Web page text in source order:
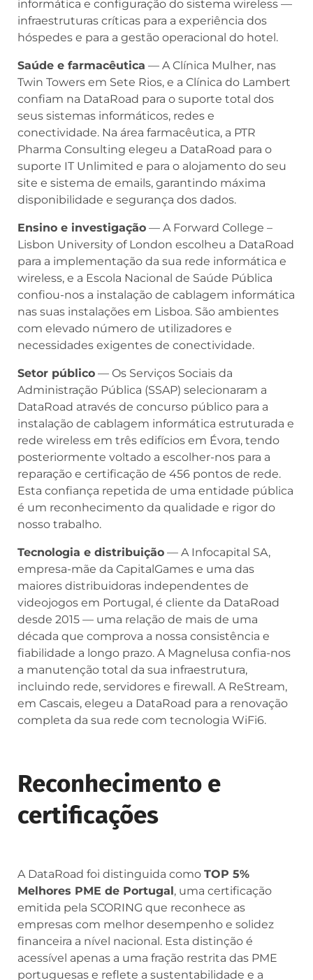
informática e configuração do sistema wireless —
infraestruturas críticas para a experiência dos
hóspedes e para a gestão operacional do hotel.
Saúde e farmacêutica — A Clínica Mulher, nas
Twin Towers em Sete Rios, e a Clínica do Lambert
confiam na DataRoad para o suporte total dos
seus sistemas informáticos, redes e
conectividade. Na área farmacêutica, a PTR
Pharma Consulting elegeu a DataRoad para o
suporte IT Unlimited e para o alojamento do seu
site e sistema de emails, garantindo máxima
disponibilidade e segurança dos dados.
Ensino e investigação — A Forward College –
Lisbon University of London escolheu a DataRoad
para a implementação da sua rede informática e
wireless, e a Escola Nacional de Saúde Pública
confiou-nos a instalação de cablagem informática
nas suas instalações em Lisboa. São ambientes
com elevado número de utilizadores e
necessidades exigentes de conectividade.
Setor público — Os Serviços Sociais da
Administração Pública (SSAP) selecionaram a
DataRoad através de concurso público para a
instalação de cablagem informática estruturada e
rede wireless em três edifícios em Évora, tendo
posteriormente voltado a escolher-nos para a
reparação e certificação de 456 pontos de rede.
Esta confiança repetida de uma entidade pública
é um reconhecimento da qualidade e rigor do
nosso trabalho.
Tecnologia e distribuição — A Infocapital SA,
empresa-mãe da CapitalGames e uma das
maiores distribuidoras independentes de
videojogos em Portugal, é cliente da DataRoad
desde 2015 — uma relação de mais de uma
década que comprova a nossa consistência e
fiabilidade a longo prazo. A Magnelusa confia-nos
a manutenção total da sua infraestrutura,
incluindo rede, servidores e firewall. A ReStream,
em Cascais, elegeu a DataRoad para a renovação
completa da sua rede com tecnologia WiFi6.
Reconhecimento e
certificações
A DataRoad foi distinguida como TOP 5%
Melhores PME de Portugal, uma certificação
emitida pela SCORING que reconhece as
empresas com melhor desempenho e solidez
financeira a nível nacional. Esta distinção é
acessível apenas a uma fração restrita das PME
portuguesas e reflete a sustentabilidade e a